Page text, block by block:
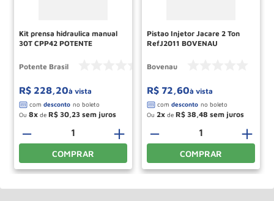
Kit prensa hidraulica manual
30T CPP42 POTENTE
Potente Brasil
R$ 228,20à vista
Ou 8 de R$ 30,23
＋
－
COMPRAR
Pistao Injetor Jacare 2 Ton
RefJ2011 BOVENAU
Bovenau
R$ 72,60à vista
Ou 2 de R$ 38,48
＋
－
COMPRAR